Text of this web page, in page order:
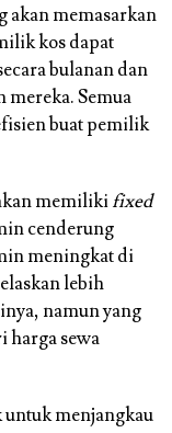
akan memasarkan
kos dapat
bulanan dan
Semua
buat pemilik
memilikifixed
cenderung
meningkat di
lebih
namun yang
harga sewa
menjangkau